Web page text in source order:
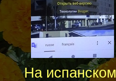
На испанском